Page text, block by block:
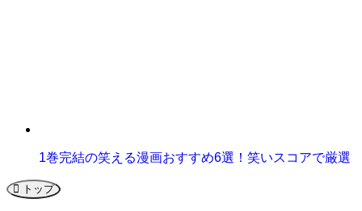
1巻完結の笑える漫画おすすめ6選！笑いスコアで厳選
トップ